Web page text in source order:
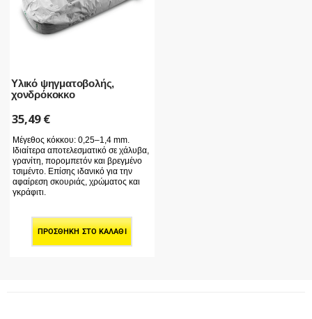
Υλικό ψηγματοβολής,
χονδρόκοκκο
35,49€
Μέγεθος κόκκου: 0,25–1,4 mm.
Ιδιαίτερα αποτελεσματικό σε χάλυβα,
γρανίτη, πορομπετόν και βρεγμένο
τσιμέντο. Επίσης ιδανικό για την
αφαίρεση σκουριάς, χρώματος και
γκράφιτι.
ΠΡΟΣΘΉΚΗ ΣΤΟ ΚΑΛΆΘΙ